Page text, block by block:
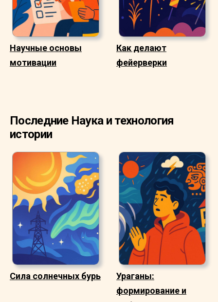
Научные основы
мотивации
Как делают
фейерверки
Последние Наука и технология
истории
Сила солнечных бурь
Ураганы:
формирование и